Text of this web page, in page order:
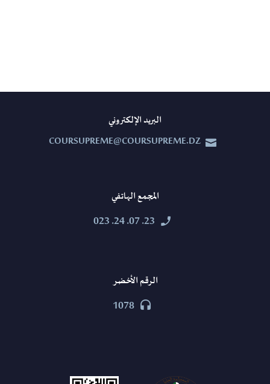
البريد الإلكتروني


COURSUPREME@COURSUPREME.DZ
المجمع الهاتفي


23. 07. 24. 023
الرقم الأخضر


1078